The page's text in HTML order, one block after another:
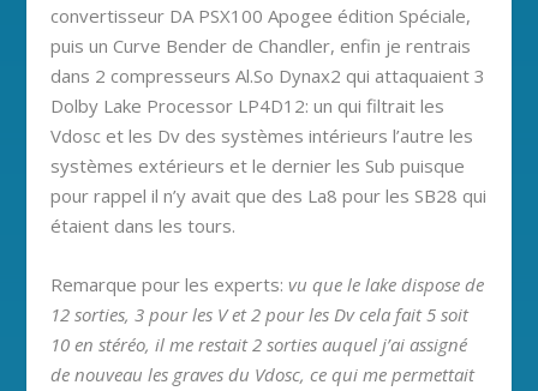
convertisseur DA PSX100 Apogee édition Spéciale,
puis un Curve Bender de Chandler, enfin je rentrais
dans 2 compresseurs Al.So Dynax2 qui attaquaient 3
Dolby Lake Processor LP4D12: un qui filtrait les
Vdosc et les Dv des systèmes intérieurs l’autre les
systèmes extérieurs et le dernier les Sub puisque
pour rappel il n’y avait que des La8 pour les SB28 qui
étaient dans les tours.
Remarque pour les experts:vu que le lake dispose de
12 sorties, 3 pour les V et 2 pour les Dv cela fait 5 soit
10 en stéréo, il me restait 2 sorties auquel j’ai assigné
de nouveau les graves du Vdosc, ce qui me permettait